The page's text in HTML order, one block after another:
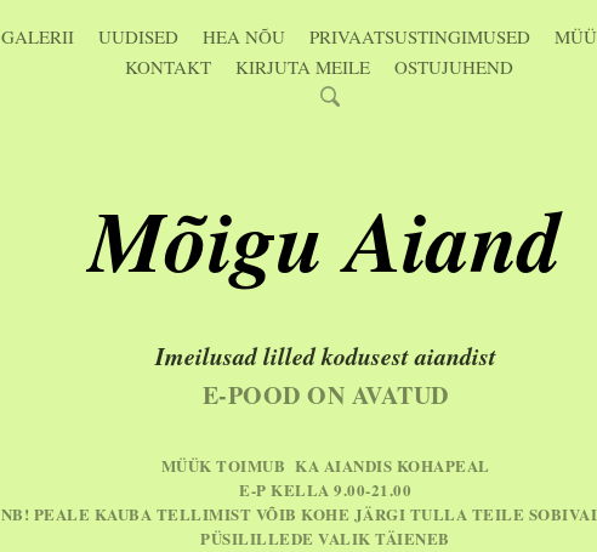
GALERII UUDISED HEA NÕU PRIVAATSUSTINGIMUSED
KONTAKT
KIRJUTA MEILE OSTUJUHEND
Mõigu Aiand
Imeilusad lilled kodusest aiandist
E-POOD ON AVATUD
MÜÜK TOIMUB KA AIANDIS KOHAPEAL
E-P KELLA 9.00-21.00
NB! PEALE KAUBA TELLIMIST VÕIB KOHE JÄRGI TULLA TEILE
PÜSILILLEDE VALIK TÄIENEB